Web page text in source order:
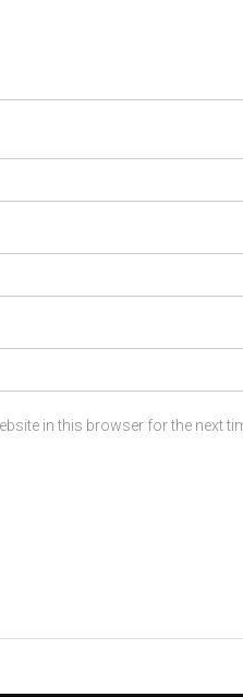
in this browser for the next